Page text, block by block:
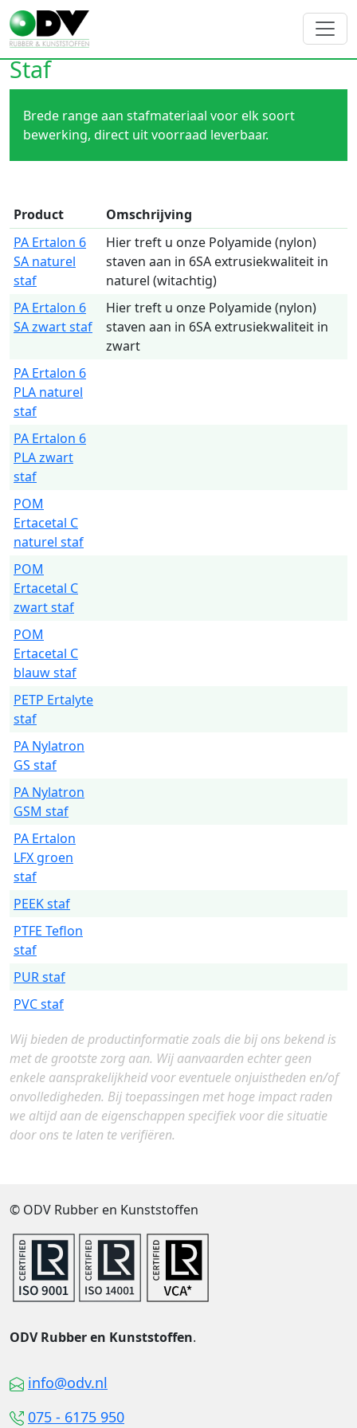
Staf
Brede range aan stafmateriaal voor elk soort
bewerking, direct uit voorraad leverbaar.
Product
Omschrijving
PA Ertalon 6
SA naturel
staf
Hier treft u onze Polyamide (nylon)
staven aan in 6SA extrusiekwaliteit in
naturel (witachtig)
PA Ertalon 6
SA zwart staf
Hier treft u onze Polyamide (nylon)
staven aan in 6SA extrusiekwaliteit in
zwart
PA Ertalon 6
PLA naturel
staf
PA Ertalon 6
PLA zwart
staf
POM
Ertacetal C
naturel staf
POM
Ertacetal C
zwart staf
POM
Ertacetal C
blauw staf
PETP Ertalyte
staf
PA Nylatron
GS staf
PA Nylatron
GSM staf
PA Ertalon
LFX groen
staf
PEEK staf
PTFE Teflon
staf
PUR staf
PVC staf
Wij bieden de productinformatie zoals die bij ons bekend is
met de grootste zorg aan. Wij aanvaarden echter geen
enkele aansprakelijkheid voor eventuele onjuistheden en/of
onvolledigheden. Bij toepassingen met hoge impact raden
we altijd aan de eigenschappen specifiek voor die situatie
door ons te laten te verifiëren.
© ODV Rubber en Kunststoffen
ODV Rubber en Kunststoffen.
info@odv.nl
075 - 6175 950